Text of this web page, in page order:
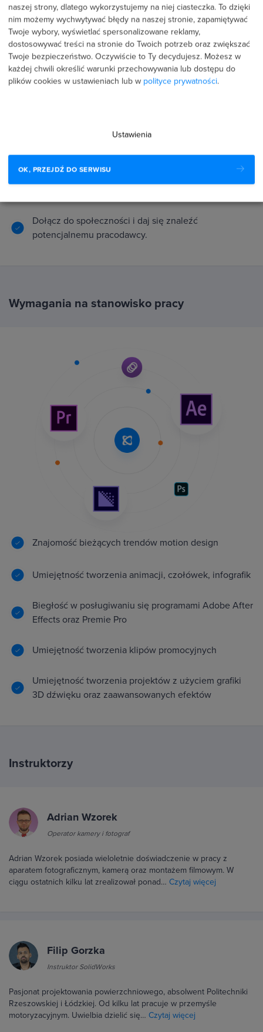
partnerów
Zyskaj dostęp do ofert pracy naszych partnerów.
Dołącz do społeczności i daj się znaleźć
potencjalnemu pracodawcy.
Wymagania na stanowisko pracy
Znajomość bieżących trendów motion design
Umiejętność tworzenia animacji, czołówek, infografik
Biegłość w posługiwaniu się programami Adobe After
Effects oraz Premie Pro
Umiejętność tworzenia klipów promocyjnych
Umiejętność tworzenia projektów z użyciem grafiki
3D dźwięku oraz zaawansowanych efektów
Instruktorzy
Adrian Wzorek
Operator kamery i fotograf
Adrian Wzorek posiada wieloletnie doświadczenie w pracy z
aparatem fotograficznym, kamerą oraz montażem filmowym. W
ciągu ostatnich kilku lat zrealizował ponad… Czytaj więcej
Filip Gorzka
Instruktor SolidWorks
Pasjonat projektowania powierzchniowego, absolwent Politechniki
Rzeszowskiej i Łódzkiej. Od kilku lat pracuje w przemyśle
motoryzacyjnym. Uwielbia dzielić się… Czytaj więcej
naszej strony, dlatego wykorzystujemy na niej ciasteczka. To dzięki
nim możemy wychwytywać błędy na naszej stronie, zapamiętywać
Twoje wybory, wyświetlać spersonalizowane reklamy,
dostosowywać treści na stronie do Twoich potrzeb oraz zwiększać
Twoje bezpieczeństwo. Oczywiście to Ty decydujesz. Możesz w
każdej chwili określić warunki przechowywania lub dostępu do
plików cookies w ustawieniach lub w polityce prywatności.
Ustawienia
OK, PRZEJDŹ DO SERWISU